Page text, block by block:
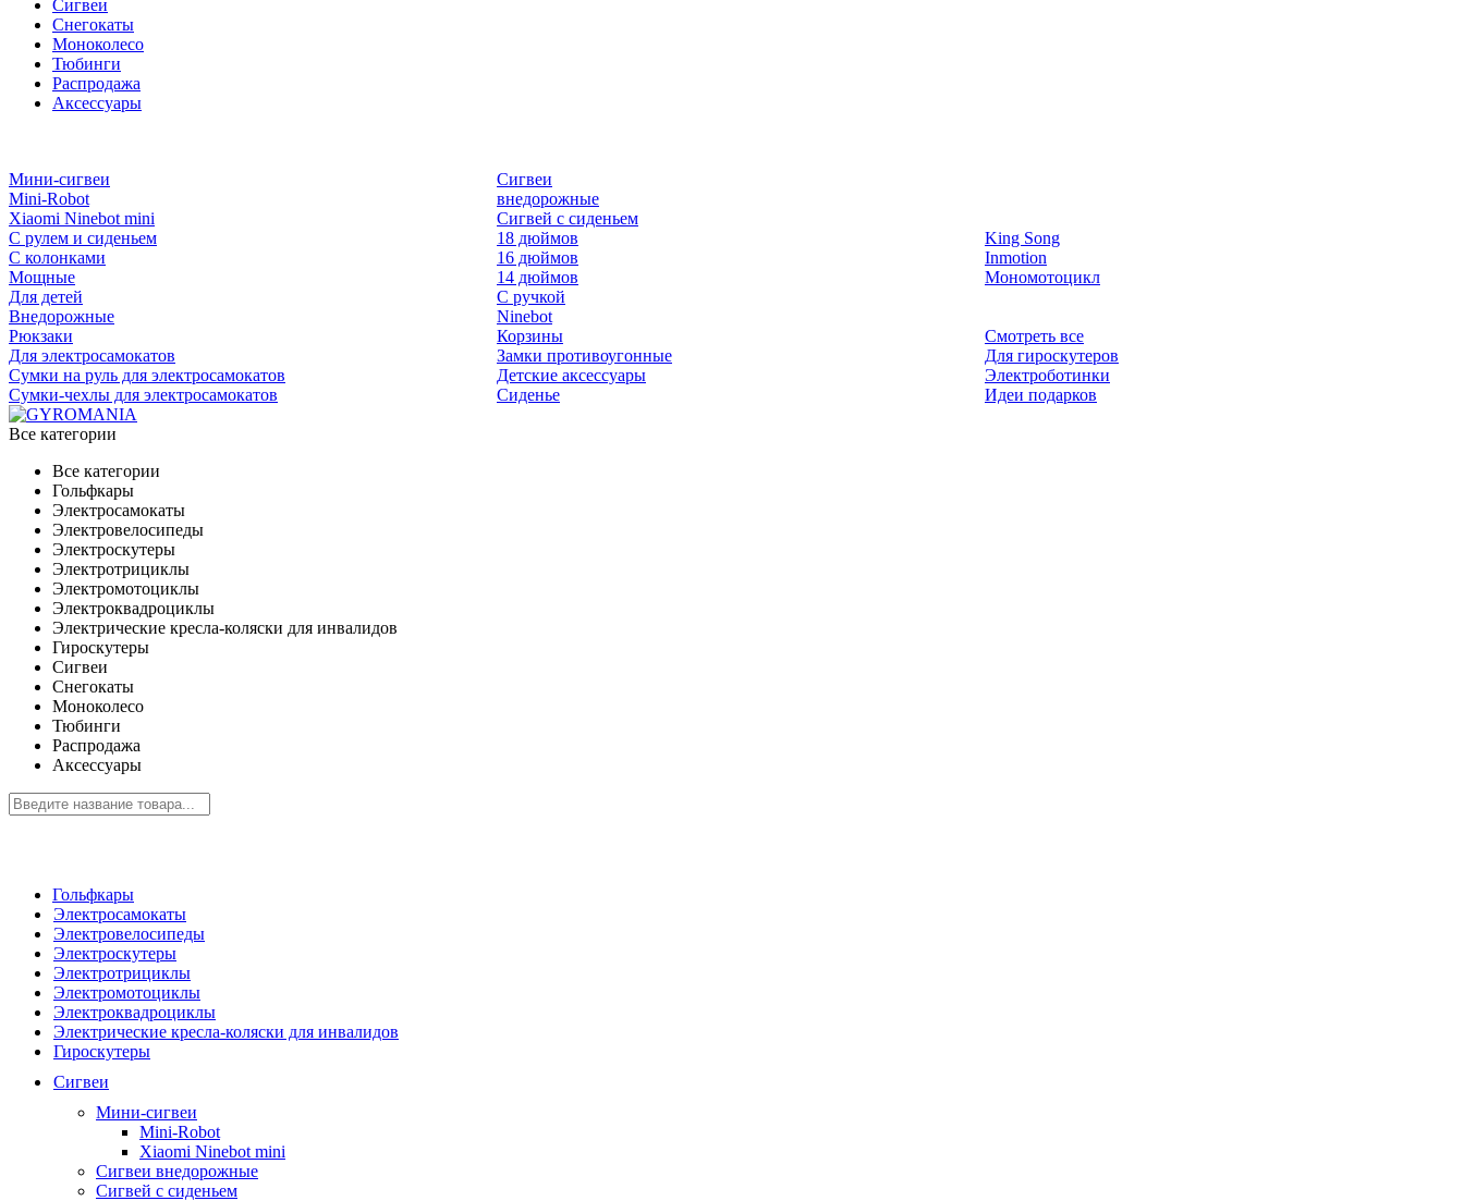
Сигвеи
Снегокаты
Моноколесо
Тюбинги
Распродажа
Аксессуары
Мини-сигвеи
Mini-Robot
Xiaomi Ninebot mini
Сигвеи
внедорожные
Сигвей с сиденьем
С рулем и сиденьем
С колонками
Мощные
Для детей
Внедорожные
18 дюймов
16 дюймов
14 дюймов
С ручкой
Ninebot
King Song
Inmotion
Мономотоцикл
Рюкзаки
Для электросамокатов
Сумки на руль для электросамокатов
Сумки-чехлы для электросамокатов
Корзины
Замки противоугонные
Детские аксессуары
Сиденье
Смотреть все
Для гироскутеров
Электроботинки
Идеи подарков
Все категории
Все категории
Гольфкары
Электросамокаты
Электровелосипеды
Электроскутеры
Электротрициклы
Электромотоциклы
Электроквадроциклы
Электрические кресла-коляски для инвалидов
Гироскутеры
Сигвеи
Снегокаты
Моноколесо
Тюбинги
Распродажа
Аксессуары
Гольфкары
Электросамокаты
Электровелосипеды
Электроскутеры
Электротрициклы
Электромотоциклы
Электроквадроциклы
Электрические кресла-коляски для инвалидов
Гироскутеры
Сигвеи
Мини-сигвеи
Mini-Robot
Xiaomi Ninebot mini
Сигвеи внедорожные
Сигвей с сиденьем